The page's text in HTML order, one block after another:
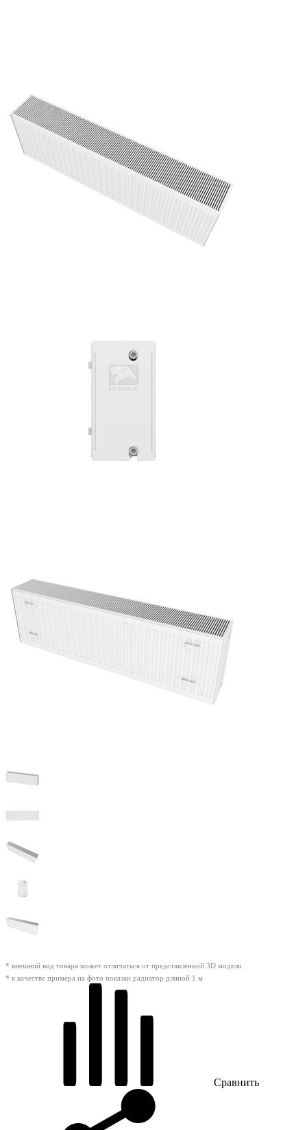
* внешний вид товара может отличаться от представленной 3D модели
* в качестве примера на фото показан радиатор длиной 1 м
Сравнить